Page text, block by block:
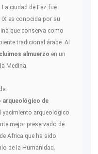
ciudad de Fez fue
es conocida por su
que conserva como
tradicional árabe. Al
almuerzo en un
Medina.
arqueológico de
yacimiento arqueológico
mejor preservado de
Africa que ha sido
de la Humanidad.